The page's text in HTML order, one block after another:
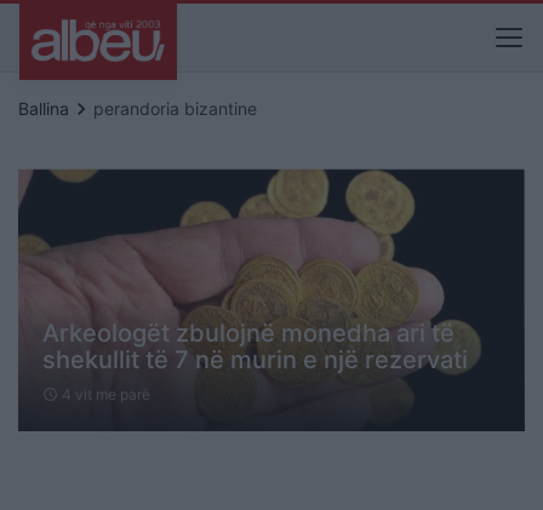
Ballina keyboard_arrow_right perandoria bizantine
Arkeologët zbulojnë monedha ari të
shekullit të 7 në murin e një rezervati
schedule 4 vit me parë